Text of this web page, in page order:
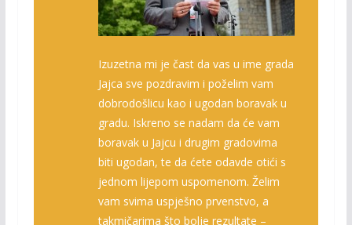
Izuzetna mi je čast da vas u ime grada
Jajca sve pozdravim i poželim vam
dobrodošlicu kao i ugodan boravak u
gradu. Iskreno se nadam da će vam
boravak u Jajcu i drugim gradovima
biti ugodan, te da ćete odavde otići s
jednom lijepom uspomenom. Želim
vam svima uspješno prvenstvo, a
takmičarima što bolje rezultate –